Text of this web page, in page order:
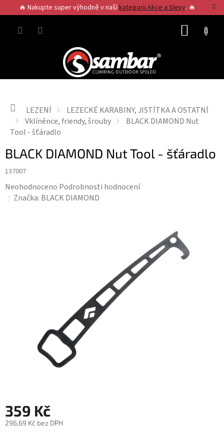
na
obsah
🔥 Nakupte super výhodně v našíkategorii Akce a Slevy. 🔥
Domů
LEZENÍ
LEZECKÉ KARABINY, JISTÍTKA A OSTATNÍ
Vklíněnce, friendy, šrouby
BLACK DIAMOND Nut
Tool - šťáradlo
BLACK DIAMOND Nut Tool - šťáradlo
137007
Průměrné
hodnocení
Neohodnoceno Podrobnosti hodnocení
Značka: BLACK DIAMOND
359 Kč
296,69 Kč bez DPH